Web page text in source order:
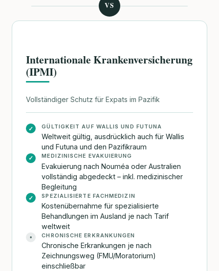
VS
Internationale Krankenversicherung
(IPMI)
Vollständiger Schutz für Expats im Pazifik
✓ GÜLTIGKEIT AUF WALLIS UND FUTUNA
Weltweit gültig, ausdrücklich auch für Wallis
und Futuna und den Pazifikraum
✓ MEDIZINISCHE EVAKUIERUNG
Evakuierung nach Nouméa oder Australien
vollständig abgedeckt – inkl. medizinischer
Begleitung
✓ SPEZIALISIERTE FACHMEDIZIN
Kostenübernahme für spezialisierte
Behandlungen im Ausland je nach Tarif
weltweit
• CHRONISCHE ERKRANKUNGEN
Chronische Erkrankungen je nach
Zeichnungsweg (FMU/Moratorium)
einschließbar